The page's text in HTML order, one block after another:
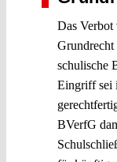
Das Verbot
Grundrecht
schulische
Eingriff sei
BVerfG